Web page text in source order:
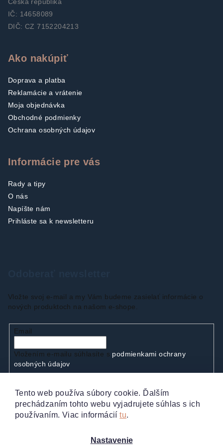
Tento web používa súbory cookie. Ďalším
prechádzaním tohto webu vyjadrujete súhlas s ich
používaním. Viac informáciítu.
Nastavenie
IČ: 14658089
DIČ: CZ 7152204213
Ako nakúpiť
Doprava a platba
Reklamácie a vrátenie
Moja objednávka
Obchodné podmienky
Ochrana osobných údajov
Informácie pre vás
Rady a tipy
O nás
Napíšte nám
Prihláste sa k newsletteru
Vložte svoj e-mail a my Vám budeme zasielať informácie o
nových produktoch na našom e-shope.
Email
Vložením e-mailu súhlasíte s podmienkami ochrany
osobných údajov
Prihlásiť sa